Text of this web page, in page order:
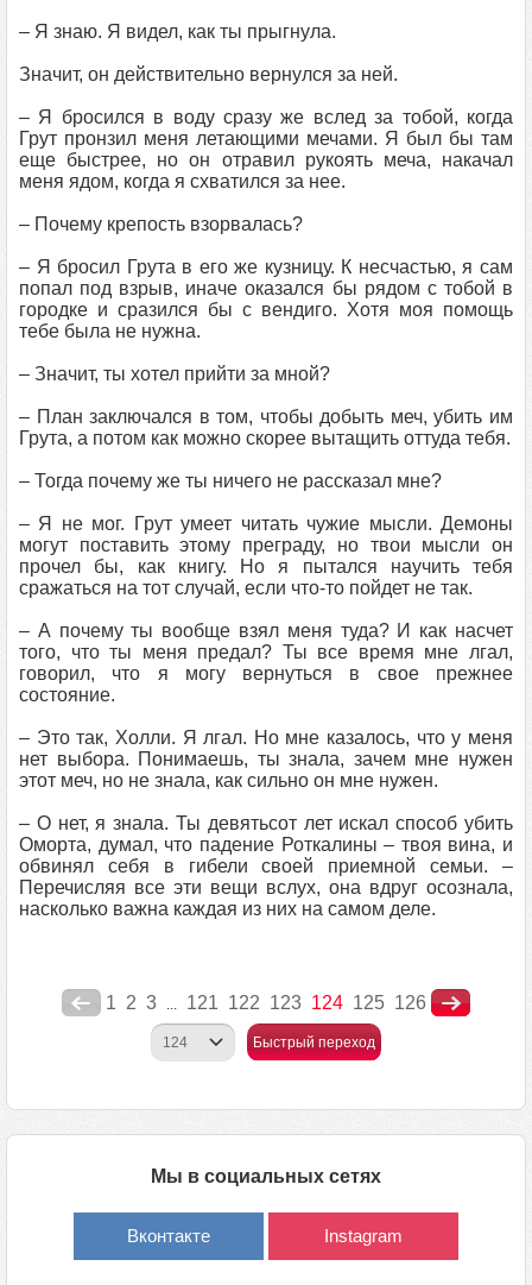
– Я знаю. Я видел, как ты прыгнула.
Значит, он действительно вернулся за ней.
– Я бросился в воду сразу же вслед за тобой, когда
Грут пронзил меня летающими мечами. Я был бы там
еще быстрее, но он отравил рукоять меча, накачал
меня ядом, когда я схватился за нее.
– Почему крепость взорвалась?
– Я бросил Грута в его же кузницу. К несчастью, я сам
попал под взрыв, иначе оказался бы рядом с тобой в
городке и сразился бы с вендиго. Хотя моя помощь
тебе была не нужна.
– Значит, ты хотел прийти за мной?
– План заключался в том, чтобы добыть меч, убить им
Грута, а потом как можно скорее вытащить оттуда тебя.
– Тогда почему же ты ничего не рассказал мне?
– Я не мог. Грут умеет читать чужие мысли. Демоны
могут поставить этому преграду, но твои мысли он
прочел бы, как книгу. Но я пытался научить тебя
сражаться на тот случай, если что-то пойдет не так.
– А почему ты вообще взял меня туда? И как насчет
того, что ты меня предал? Ты все время мне лгал,
говорил, что я могу вернуться в свое прежнее
состояние.
– Это так, Холли. Я лгал. Но мне казалось, что у меня
нет выбора. Понимаешь, ты знала, зачем мне нужен
этот меч, но не знала, как сильно он мне нужен.
– О нет, я знала. Ты девятьсот лет искал способ убить
Оморта, думал, что падение Роткалины – твоя вина, и
обвинял себя в гибели своей приемной семьи. –
Перечисляя все эти вещи вслух, она вдруг осознала,
насколько важна каждая из них на самом деле.
1 2 3 ... 121 122 123 124 125 126
Быстрый переход
Мы в социальных сетях
Вконтакте Instagram